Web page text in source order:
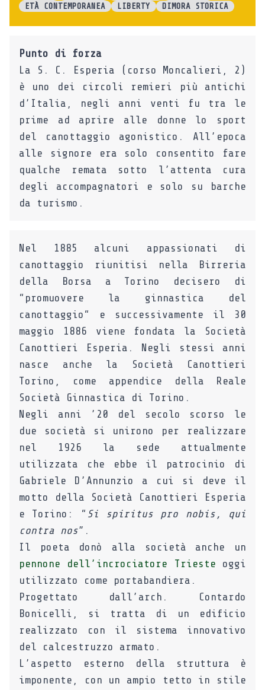
ETÀ CONTEMPORANEA
LIBERTY DIMORA STORICA
Punto di forza
La S. C. Esperia (corso Moncalieri, 2)
è uno dei circoli remieri più antichi
d’Italia, negli anni venti fu tra le
prime ad aprire alle donne lo sport
del canottaggio agonistico. All’epoca
alle signore era solo consentito fare
qualche remata sotto l’attenta cura
degli accompagnatori e solo su barche
da turismo.
Nel 1885 alcuni appassionati di
canottaggio riunitisi nella Birreria
della Borsa a Torino decisero di
“promuovere la ginnastica del
canottaggio“ e successivamente il 30
maggio 1886 viene fondata la Società
Canottieri Esperia. Negli stessi anni
nasce anche la Società Canottieri
Torino, come appendice della Reale
Società Ginnastica di Torino.
Negli anni ’20 del secolo scorso le
due società si unirono per realizzare
nel 1926 la sede attualmente
utilizzata che ebbe il patrocinio di
Gabriele D’Annunzio a cui si deve il
motto della Società Canottieri Esperia
e Torino: “ Si spiritus pro nobis, qui
contra nos”.
Il poeta donò alla società anche un
pennone dell’incrociatore Trieste oggi
utilizzato come portabandiera.
Progettato dall’arch. Contardo
Bonicelli, si tratta di un edificio
realizzato con il sistema innovativo
del calcestruzzo armato.
L’aspetto esterno della struttura è
imponente, con un ampio tetto in stile